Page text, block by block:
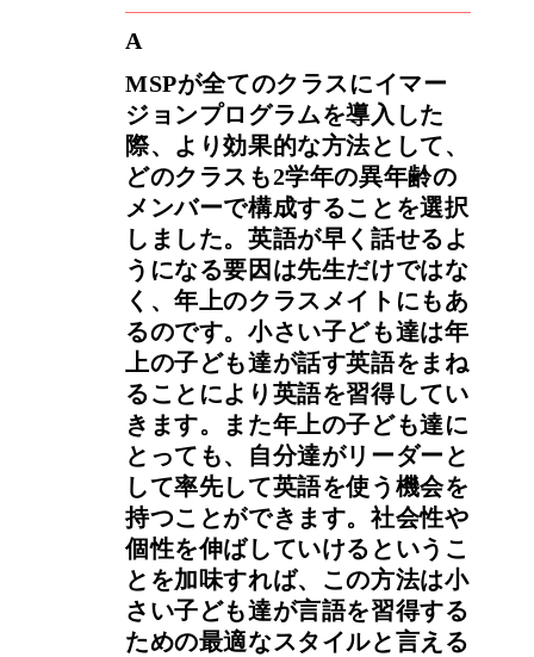
A
MSPが全てのクラスにイマー
ジョンプログラムを導入した
際、より効果的な方法として、
どのクラスも2学年の異年齢の
メンバーで構成することを選択
しました。英語が早く話せるよ
うになる要因は先生だけではな
く、年上のクラスメイトにもあ
るのです。小さい子ども達は年
上の子ども達が話す英語をまね
ることにより英語を習得してい
きます。また年上の子ども達に
とっても、自分達がリーダーと
して率先して英語を使う機会を
持つことができます。社会性や
個性を伸ばしていけるというこ
とを加味すれば、この方法は小
さい子ども達が言語を習得する
ための最適なスタイルと言える